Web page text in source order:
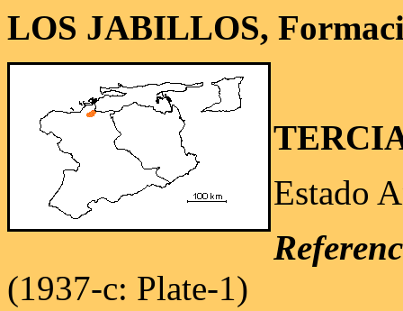
LOS JABILLOS,
Estado
(1937-c: Plate-1)